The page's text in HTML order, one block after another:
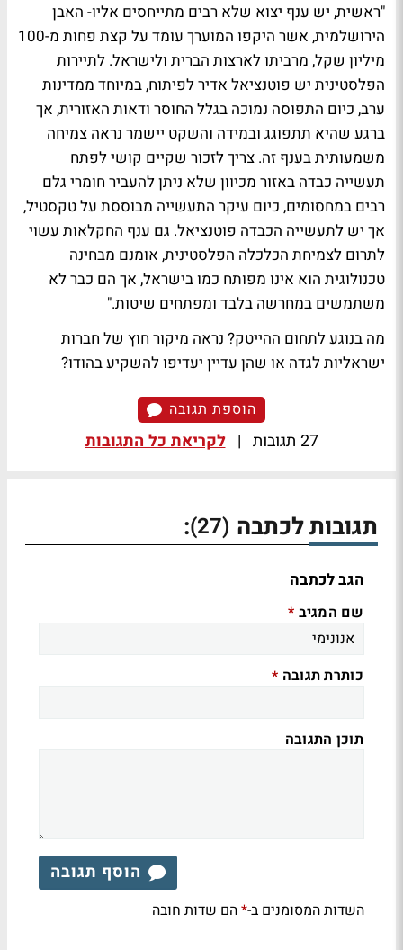
"ראשית, יש ענף יצוא שלא רבים מתייחסים אליו- האבן
הירושלמית, אשר היקפו המוערך עומד על קצת פחות מ-100
מיליון שקל, מרביתו לארצות הברית ולישראל. לתיירות
הפלסטינית יש פוטנציאל אדיר לפיתוח, במיוחד ממדינות
ערב, כיום התפוסה נמוכה בגלל החוסר ודאות האזורית, אך
ברגע שהיא תתפוגג ובמידה והשקט יישמר נראה צמיחה
משמעותית בענף זה. צריך לזכור שקיים קושי לפתח
תעשייה כבדה באזור מכיוון שלא ניתן להעביר חומרי גלם
רבים במחסומים, כיום עיקר התעשייה מבוססת על טקסטיל,
אך יש לתעשייה הכבדה פוטנציאל. גם ענף החקלאות עשוי
לתרום לצמיחת הכלכלה הפלסטינית, אומנם מבחינה
טכנולוגית הוא אינו מפותח כמו בישראל, אך הם כבר לא
משתמשים במחרשה בלבד ומפתחים שיטות."
מה בנוגע לתחום ההייטק? נראה מיקור חוץ של חברות
ישראליות לגדה או שהן עדיין יעדיפו להשקיע בהודו?
הוספת תגובה
27 תגובות | לקריאת כל התגובות
תגובות לכתבה (27)
:
הגב לכתבה
שם המגיב *
כותרת תגובה *
תוכן התגובה
הוסף תגובה
השדות המסומנים ב-*הם שדות חובה